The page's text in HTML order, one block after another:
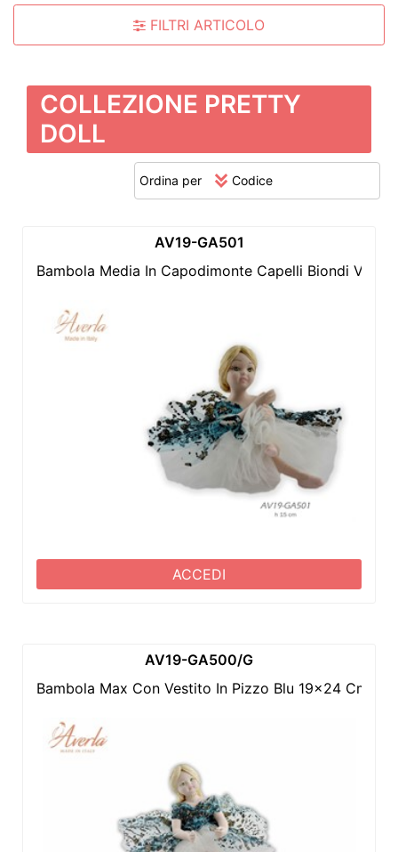
FILTRI ARTICOLO
COLLEZIONE PRETTY
DOLL
Ordina per
AV19-GA501
Bambola Media In Capodimonte Capelli Biondi
ACCEDI
AV19-GA500/G
Bambola Max Con Vestito In Pizzo Blu 19x24 Cm In